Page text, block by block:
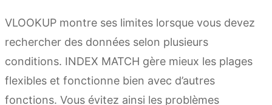
VLOOKUP montre ses limites lorsque vous devez
rechercher des données selon plusieurs
conditions. INDEX MATCH gère mieux les plages
flexibles et fonctionne bien avec d’autres
fonctions. Vous évitez ainsi les problèmes